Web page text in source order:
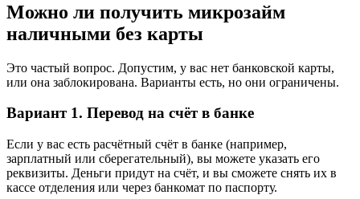
Можно ли получить микрозайм
наличными без карты
Это частый вопрос. Допустим, у вас нет банковской карты,
или она заблокирована. Варианты есть, но они ограничены.
Вариант 1. Перевод на счёт в банке
Если у вас есть расчётный счёт в банке (например,
зарплатный или сберегательный), вы можете указать его
реквизиты. Деньги придут на счёт, и вы сможете снять их в
кассе отделения или через банкомат по паспорту.